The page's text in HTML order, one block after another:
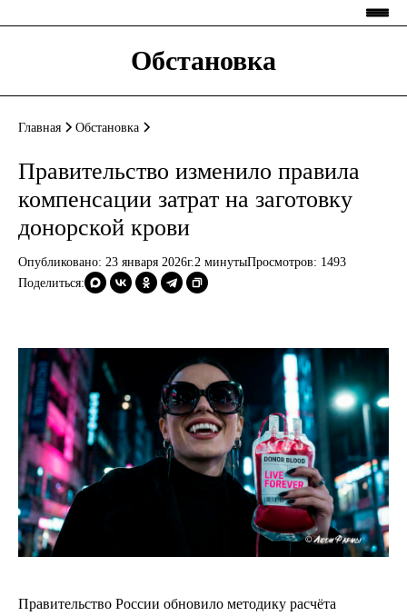
Обстановка
Главная Обстановка
Правительство изменило правила
компенсации затрат на заготовку
донорской крови
Опубликовано: 23 января 2026г.2 минутыПросмотров: 1493
Поделиться:
Правительство России обновило методику расчёта